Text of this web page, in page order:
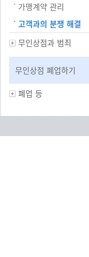
가맹계약 관리
고객과의 분쟁 해결
무인상점과 범죄
무인상점 폐업하기
폐업 등